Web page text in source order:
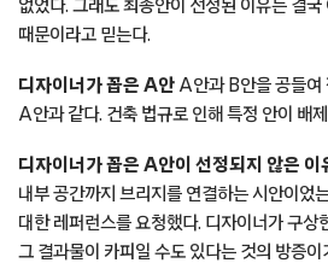
없었다. 그래도 최종안이 선정된 이유는 결국
때문이라고 믿는다.
디자이너가 꼽은 A안 A안과 B안을 공들여
A안과 같다. 건축 법규로 인해 특정 안이 배
디자이너가 꼽은 A안이 선정되지 않은 이
내부 공간까지 브리지를 연결하는 시안이었
대한 레퍼런스를 요청했다. 디자이너가 구상
그 결과물이 카피일 수도 있다는 것의 방증이